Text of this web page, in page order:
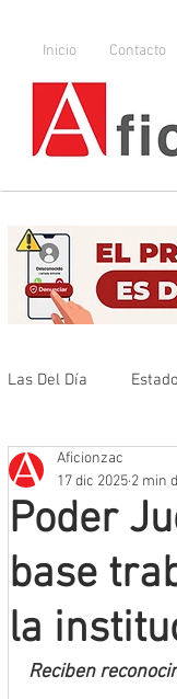
Inicio Contacto
Las Del Día Estado
Que no se olvide
Mineros LNBP
Poder
base
la
Aficionzac
17 dic 2025 2 min
Reciben